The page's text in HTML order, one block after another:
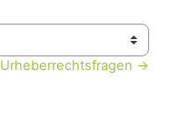
Urheberrechtsfragen →